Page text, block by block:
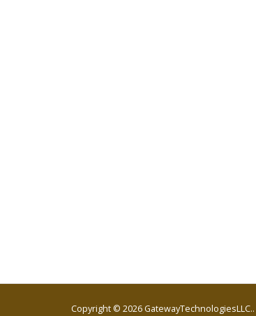
Copyright © 2026